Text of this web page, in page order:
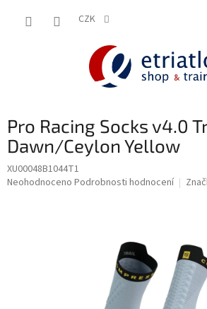
CZK
Pro Racing Socks v4.0
Dawn/Ceylon Yellow
XU00048B1044T1
Průměrné
Neohodnoceno Podrobnosti hodnocení
shop.etriatlon.cz - Chat